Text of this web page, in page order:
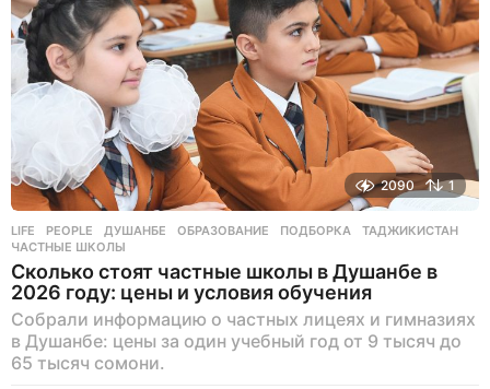
з
д
2090 1
LIFE ,PEOPLE ДУШАНБЕ ,ОБРАЗОВАНИЕ ,ПОДБОРКА ,ТАДЖИКИСТАН
ЧАСТНЫЕ ШКОЛЫ
Сколько стоят частные школы в Душанбе в
2026 году: цены и условия обучения
Собрали информацию о частных лицеях и гимназиях
в Душанбе: цены за один учебный год от 9 тысяч до
65 тысяч сомони.